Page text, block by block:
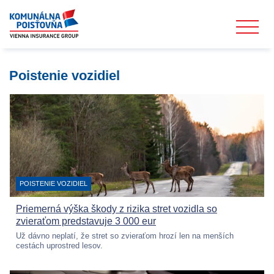
Poistenie vozidiel
KATEGÓRIA:
POISTENIE VOZIDIEL
Priemerná výška škody z rizika stret vozidla so
zvieraťom predstavuje 3 000 eur
Už dávno neplatí, že stret so zvieraťom hrozí len na menších
cestách uprostred lesov.